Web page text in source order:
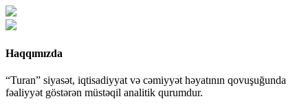
Haqqımızda
“Turan” siyasət, iqtisadiyyat və cəmiyyət həyatının qovuşuğunda
fəaliyyət göstərən müstəqil analitik qurumdur.